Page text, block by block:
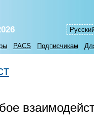
PACS Подписчикам